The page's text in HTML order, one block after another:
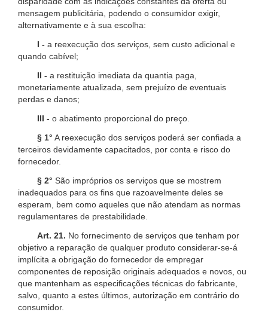
mensagem publicitária, podendo o consumidor exigir,
alternativamente e à sua escolha:
I - a reexecução dos serviços, sem custo adicional e
quando cabível;
II - a restituição imediata da quantia paga,
monetariamente atualizada, sem prejuízo de eventuais
perdas e danos;
III - o abatimento proporcional do preço.
§ 1° A reexecução dos serviços poderá ser confiada a
terceiros devidamente capacitados, por conta e risco do
fornecedor.
§ 2° São impróprios os serviços que se mostrem
inadequados para os fins que razoavelmente deles se
esperam, bem como aqueles que não atendam as normas
regulamentares de prestabilidade.
Art. 21. No fornecimento de serviços que tenham por
objetivo a reparação de qualquer produto considerar-se-á
implícita a obrigação do fornecedor de empregar
componentes de reposição originais adequados e novos, ou
que mantenham as especificações técnicas do fabricante,
salvo, quanto a estes últimos, autorização em contrário do
consumidor.